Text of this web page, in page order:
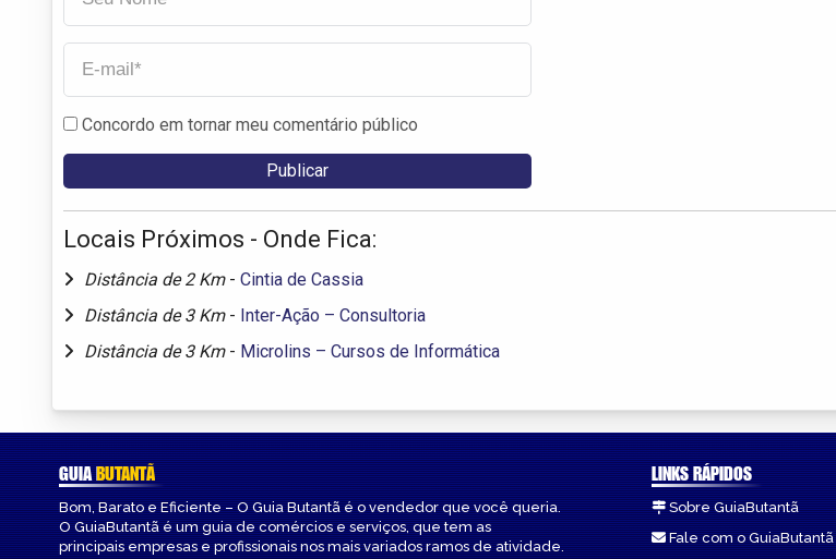
Concordo em tornar meu comentário público
Locais Próximos - Onde Fica:
Distância de 2 Km - Cintia de Cassia
Distância de 3 Km - Inter-Ação – Consultoria
Distância de 3 Km - Microlins – Cursos de Informática
GUIABUTANTÃ
Bom, Barato e Eficiente – O Guia Butantã é o vendedor que você queria.
O GuiaButantã é um guia de comércios e serviços, que tem as
principais empresas e profissionais nos mais variados ramos de atividade.
LINKS RÁPIDOS
Sobre GuiaButantã
Fale com o GuiaButantã